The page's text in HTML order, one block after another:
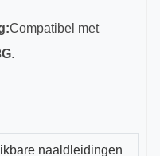
Compatibel met
.
naaldleidingen